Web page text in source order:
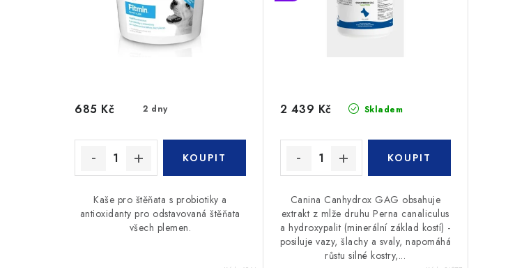
2 dny
685 Kč
Kaše pro štěňata s probiotiky a
antioxidanty pro odstavovaná štěňata
všech plemen.
Skladem
2 439 Kč
Canina Canhydrox GAG obsahuje
extrakt z mlže druhu Perna canaliculus
a hydroxypalit (minerální základ kostí) -
posiluje vazy, šlachy a svaly, napomáhá
růstu silné kostry,...